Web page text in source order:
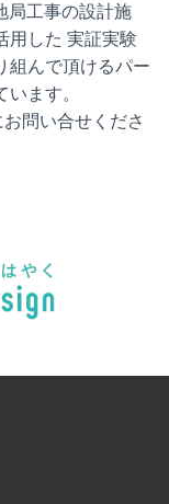
局工事の設計施
用した 実証実験
組んで頂けるパー
ます。
問い合せくださ